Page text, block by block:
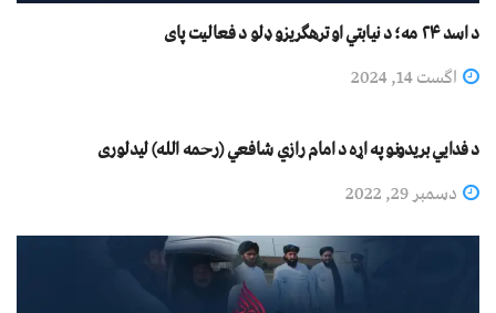
د اسد ۲۴ مه؛ د نیابتي او ترهګریزو ډلو د فعالیت پای
اگست 14, 2024
د فدایي بریدونو په اړه د امام رازي شافعي (رحمه الله) لیدلوری
دسمبر 29, 2022